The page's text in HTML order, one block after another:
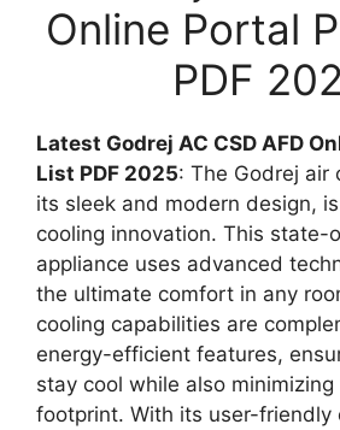
Online Portal
PDF
Latest Godrej AC CSD AFD
List PDF 2025: The Godrej air
its sleek and modern design,
cooling innovation. This
appliance uses advanced
the ultimate comfort in any
cooling capabilities are
energy-efficient features,
stay cool while also
footprint. With its user-friendly